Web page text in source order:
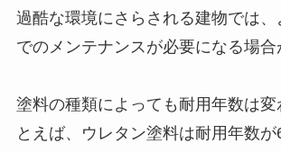
過酷な環境にさらされる建物では、
でのメンテナンスが必要になる場合
塗料の種類によっても耐用年数は変
とえば、ウレタン塗料は耐用年数